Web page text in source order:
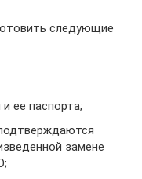
следующие
ее паспорта;
замене